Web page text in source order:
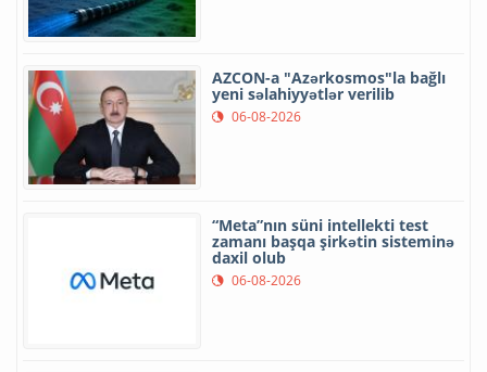
AZCON-a "Azərkosmos"la bağlı
yeni səlahiyyətlər verilib
06-08-2026
“Meta”nın süni intellekti test
zamanı başqa şirkətin sisteminə
daxil olub
06-08-2026